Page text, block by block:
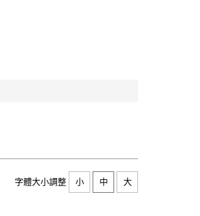
字體大小調整 小 中
大